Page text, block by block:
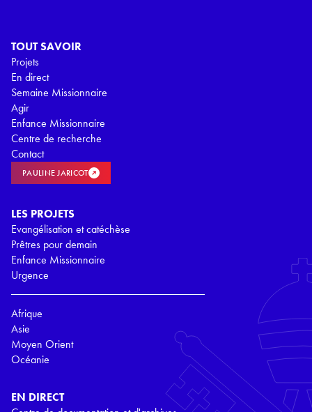
TOUT SAVOIR
Projets
En direct
Semaine Missionnaire
Agir
Enfance Missionnaire
Centre de recherche
Contact
PAULINE JARICOT
LES PROJETS
Evangélisation et catéchèse
Prêtres pour demain
Enfance Missionnaire
Urgence
Afrique
Asie
Moyen Orient
Océanie
EN DIRECT